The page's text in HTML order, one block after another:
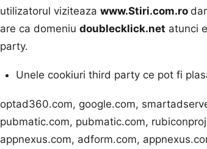
utilizatorul viziteaza www.Stiri.com.ro
are ca domeniu doublecklick.net atunci
party.
Unele cookiuri third party ce pot fi
optad360.com, google.com,
pubmatic.com, pubmatic.com,
appnexus.com, adform.com,